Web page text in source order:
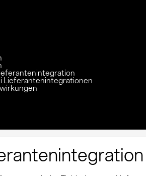
Lieferantenintegrationen